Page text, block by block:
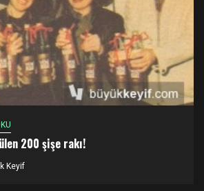
200 şişe rakı!
Keyif